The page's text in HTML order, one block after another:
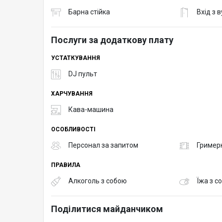
Барна стійка Вхід з
Послуги за додаткову плату
УСТАТКУВАННЯ
DJ пульт
ХАРЧУВАННЯ
Кава-машина
ОСОБЛИВОСТІ
Персонал за запитом
ПРАВИЛА
Алкоголь з собою Їжа з
Поділитися майданчиком